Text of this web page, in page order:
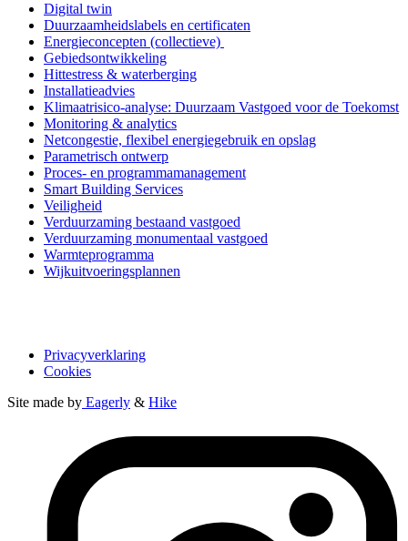
Digital twin
Duurzaamheidslabels en certificaten
Energieconcepten (collectieve)
Gebiedsontwikkeling
Hittestress & waterberging
Installatieadvies
Klimaatrisico-analyse: Duurzaam Vastgoed voor de Toekomst
Monitoring & analytics
Netcongestie, flexibel energiegebruik en opslag
Parametrisch ontwerp
Proces- en programmamanagement
Smart Building Services
Veiligheid
Verduurzaming bestaand vastgoed
Verduurzaming monumentaal vastgoed
Warmteprogramma
Wijkuitvoeringsplannen
Privacyverklaring
Cookies
Site made by Eagerly & Hike